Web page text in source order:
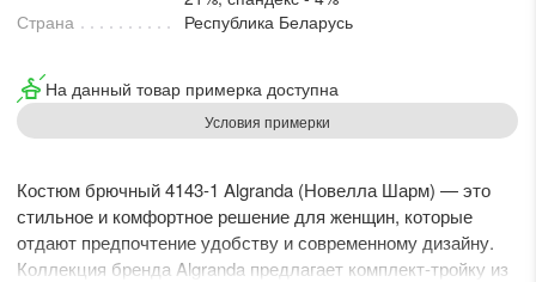
Страна
Республика Беларусь
На данный товар примерка доступна
Условия примерки
Костюм брючный 4143-1 Algranda (Новелла Шарм) — это
стильное и комфортное решение для женщин, которые
отдают предпочтение удобству и современному дизайну.
Коллекция бренда Algranda предлагает комплект-тройку из